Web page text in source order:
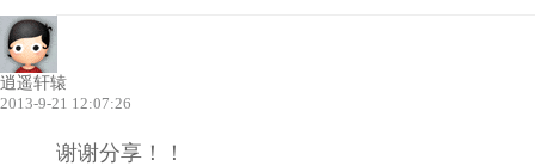
逍遥轩辕
2013-9-21 12:07:26
谢谢分享！！